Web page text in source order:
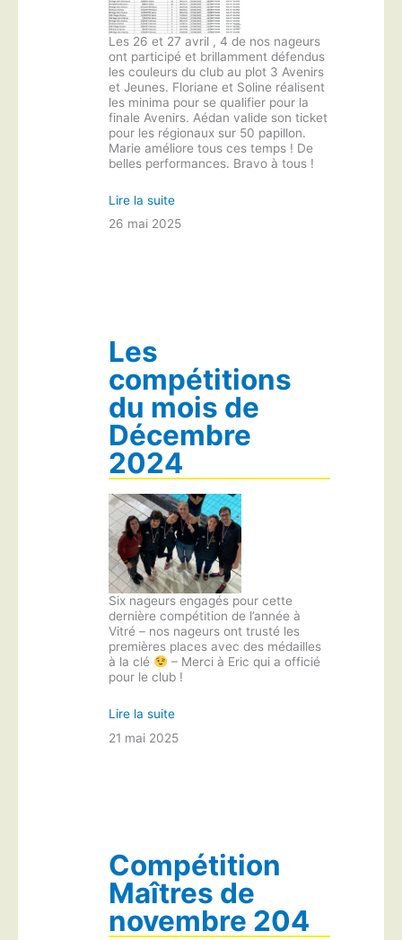
Les 26 et 27 avril , 4 de nos nageurs
ont participé et brillamment défendus
les couleurs du club au plot 3 Avenirs
et Jeunes. Floriane et Soline réalisent
les minima pour se qualifier pour la
finale Avenirs. Aédan valide son ticket
pour les régionaux sur 50 papillon.
Marie améliore tous ces temps ! De
belles performances. Bravo à tous !
Lire la suite
26 mai 2025
Les
compétitions
du mois de
Décembre
2024
Six nageurs engagés pour cette
dernière compétition de l’année à
Vitré – nos nageurs ont trusté les
premières places avec des médailles
à la clé
– Merci à Eric qui a officié
pour le club !
Lire la suite
21 mai 2025
Compétition
Maîtres de
novembre 204